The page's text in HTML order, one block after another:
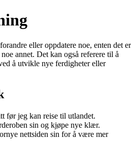
eller oppdatere noe, enten det er
annet. Det kan også referere til å
å utvikle nye ferdigheter eller
før jeg kan reise til utlandet.
sin og kjøpe nye klær.
nettsiden sin for å være mer